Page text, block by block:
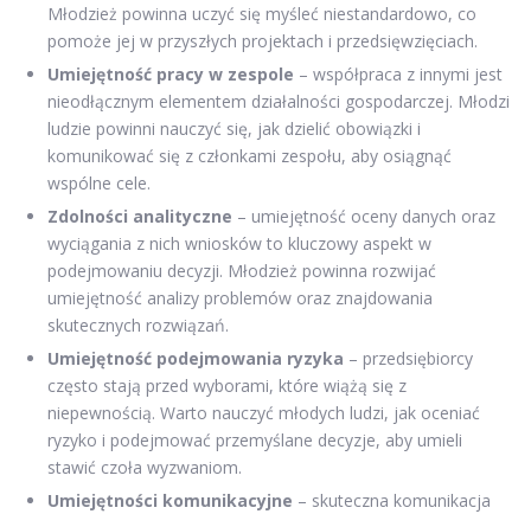
Młodzież powinna uczyć się myśleć niestandardowo, co
pomoże jej w przyszłych projektach i przedsięwzięciach.
Umiejętność pracy w zespole – współpraca z innymi jest
nieodłącznym elementem działalności gospodarczej. Młodzi
ludzie powinni nauczyć się, jak dzielić obowiązki i
komunikować się z członkami zespołu, aby osiągnąć
wspólne cele.
Zdolności analityczne – umiejętność oceny danych oraz
wyciągania z nich wniosków to kluczowy aspekt w
podejmowaniu decyzji. Młodzież powinna rozwijać
umiejętność analizy problemów oraz znajdowania
skutecznych rozwiązań.
Umiejętność podejmowania ryzyka – przedsiębiorcy
często stają przed wyborami, które wiążą się z
niepewnością. Warto nauczyć młodych ludzi, jak oceniać
ryzyko i podejmować przemyślane decyzje, aby umieli
stawić czoła wyzwaniom.
Umiejętności komunikacyjne – skuteczna komunikacja